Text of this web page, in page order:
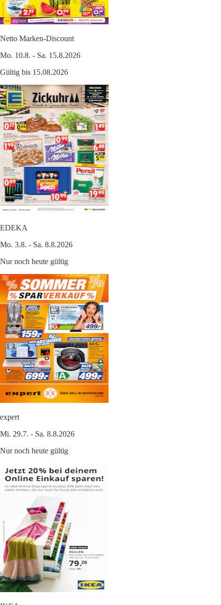
Netto Marken-Discount
Mo. 10.8. - Sa. 15.8.2026
Gültig bis 15.08.2026
EDEKA
Mo. 3.8. - Sa. 8.8.2026
Nur noch heute gültig
expert
Mi. 29.7. - Sa. 8.8.2026
Nur noch heute gültig